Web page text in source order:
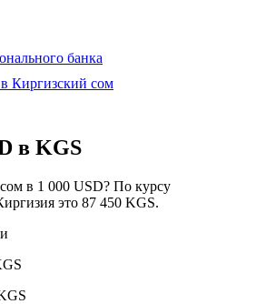
банка
Киргизский сом
в KGS
в 1 000 USD? По курсу
это 87 450 KGS.